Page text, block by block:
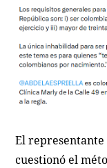
El
cuestionó el